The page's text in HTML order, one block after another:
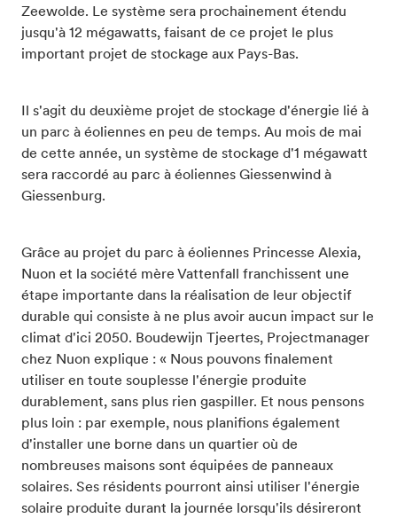
Zeewolde. Le système sera prochainement étendu
jusqu'à 12 mégawatts, faisant de ce projet le plus
important projet de stockage aux Pays-Bas.
Il s'agit du deuxième projet de stockage d'énergie lié à
un parc à éoliennes en peu de temps. Au mois de mai
de cette année, un système de stockage d'1 mégawatt
sera raccordé au parc à éoliennes Giessenwind à
Giessenburg.
Grâce au projet du parc à éoliennes Princesse Alexia,
Nuon et la société mère Vattenfall franchissent une
étape importante dans la réalisation de leur objectif
durable qui consiste à ne plus avoir aucun impact sur le
climat d'ici 2050. Boudewijn Tjeertes, Projectmanager
chez Nuon explique : « Nous pouvons finalement
utiliser en toute souplesse l'énergie produite
durablement, sans plus rien gaspiller. Et nous pensons
plus loin : par exemple, nous planifions également
d'installer une borne dans un quartier où de
nombreuses maisons sont équipées de panneaux
solaires. Ses résidents pourront ainsi utiliser l'énergie
solaire produite durant la journée lorsqu'ils désireront